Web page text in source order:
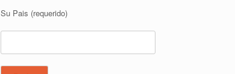
Su Pais (requerido)